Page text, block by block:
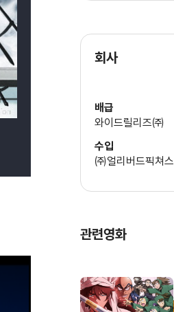
회사
배급
와이드릴리즈㈜
수입
㈜얼리버드픽쳐스
관련영화